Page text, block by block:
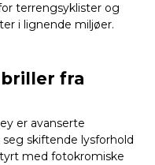
terrengsyklister og
i lignende miljøer.
fra
er avanserte
skiftende lysforhold
med fotokromiske